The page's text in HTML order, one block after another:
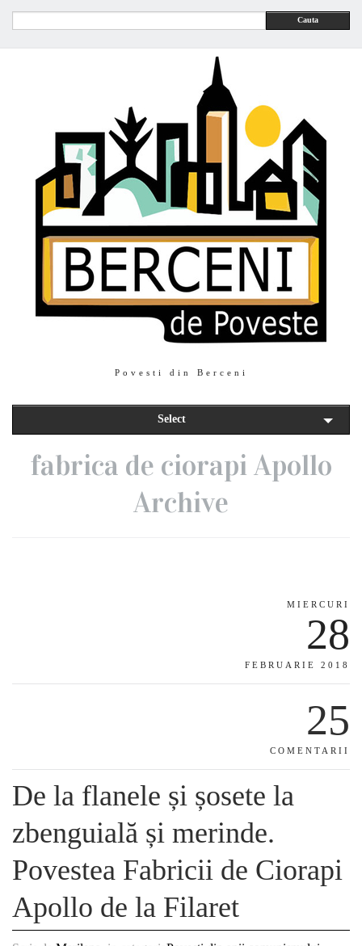
Cauta
Povesti din Berceni
Select
fabrica de ciorapi Apollo
Archive
MIERCURI
28
FEBRUARIE 2018
25
COMENTARII
De la flanele și șosete la
zbenguială și merinde.
Povestea Fabricii de Ciorapi
Apollo de la Filaret